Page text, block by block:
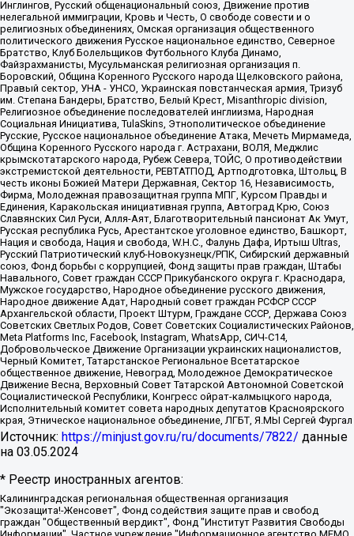
Инглингов, Русский общенациональный союз, Движение против
нелегальной иммиграции, Кровь и Честь, О свободе совести и о
религиозных объединениях, Омская организация общественного
политического движения Русское национальное единство, Северное
Братство, Клуб Болельщиков Футбольного Клуба Динамо,
Файзрахманисты, Мусульманская религиозная организация п.
Боровский, Община Коренного Русского народа Щелковского района,
Правый сектор, УНА - УНСО, Украинская повстанческая армия, Тризуб
им. Степана Бандеры, Братство, Белый Крест, Misanthropic division,
Религиозное объединение последователей инглиизма, Народная
Социальная Инициатива, TulaSkins, Этнополитическое объединение
Русские, Русское национальное объединение Атака, Мечеть Мирмамеда,
Община Коренного Русского народа г. Астрахани, ВОЛЯ, Меджлис
крымскотатарского народа, Рубеж Севера, ТОЙС, О противодействии
экстремистской деятельности, РЕВТАТПОД, Артподготовка, Штольц, В
честь иконы Божией Матери Державная, Сектор 16, Независимость,
Фирма, Молодежная правозащитная группа МПГ, Курсом Правды и
Единения, Каракольская инициативная группа, Автоград Крю, Союз
Славянских Сил Руси, Алля-Аят, Благотворительный пансионат Ак Умут,
Русская республика Русь, Арестантское уголовное единство, Башкорт,
Нация и свобода, Нация и свобода, W.H.С., Фалунь Дафа, Иртыш Ultras,
Русский Патриотический клуб-Новокузнецк/РПК, Сибирский державный
союз, Фонд борьбы с коррупцией, Фонд защиты прав граждан, Штабы
Навального, Совет граждан СССР Прикубанского округа г. Краснодара,
Мужское государство, Народное объединение русского движения,
Народное движение Адат, Народный совет граждан РСФСР СССР
Архангельской области, Проект Штурм, Граждане СССР, Держава Союз
Советских Светлых Родов, Совет Советских Социалистических Районов,
Meta Platforms Inc, Facebook, Instagram, WhatsApp, СИЧ-С14,
Добровольческое Движение Организации украинских националистов,
Черный Комитет, Татарстанское Региональное Всетатарское
общественное движение, Невоград, Молодежное Демократическое
Движение Весна, Верховный Совет Татарской Автономной Советской
Социалистической Республики, Конгресс ойрат-калмыцкого народа,
Исполнительный комитет совета народных депутатов Красноярского
края, Этническое национальное объединение, ЛГБТ, Я.МЫ Сергей Фургал
Источник: https://minjust.gov.ru/ru/documents/7822/ данные
на 03.05.2024
* Реестр иностранных агентов:
Калининградская региональная общественная организация "Экозащита!-Женсовет", Фонд содействия защите прав и свобод граждан "Общественный вердикт", Фонд "Институт Развития Свободы Информации", Частное учреждение "Информационное агентство МЕМО. РУ", Региональная общественная организация "Общественная комиссия по сохранению наследия академика Сахарова", Фонд поддержки свободы прессы, Санкт-Петербургская общественная правозащитная организация "Гражданский контроль", Межрегиональная общественная организация "Информационно-просветительский центр "Мемориал", Региональный Фонд "Центр Защиты Прав Средств Массовой Информации", с 05.12.2023 Фонд "Центр Защиты Прав Средств массовой информации", Региональная общественная благотворительная организация помощи беженцам и мигрантам "Гражданское содействие", Негосударственное образовательное учреждение дополнительного профессионального образования (повышение квалификации) специалистов "АКАДЕМИЯ ПО ПРАВАМ ЧЕЛОВЕКА", Свердловская региональная общественная организация "Сутяжник", Автономная некоммерческая организация "Центр независимых социологических исследований", Союз общественных объединений "Российский исследовательский центр по правам человека", Региональное общественное учреждение научно-информационный центр "МЕМОРИАЛ", Некоммерческая организация "Фонд защиты гласности", Автономная некоммерческая организация "Институт прав человека", Городская общественная организация "Екатеринбургское общество "МЕМОРИАЛ", Городская общественная организация "Рязанское историко-просветительское и правозащитное общество "Мемориал" (Рязанский Мемориал), Челябинский региональный орган общественной самодеятельности – женское общественное объединение "Женщины Евразии", Челябинский региональный орган общественной самодеятельности "Уральская правозащитная группа", Фонд содействия защите здоровья и социальной справедливости имени Андрея Рылькова, Автономная Некоммерческая Организация "Аналитический Центр Юрия Левады", Автономная некоммерческая организация социальной поддержки населения "Проект Апрель", Региональная общественная организация помощи женщинам и детям, находящимся в кризисной ситуации "Информационно-методический центр "Анна", Фонд содействия развитию массовых коммуникаций и правовому просвещению "Так-так-Так", Фонд содействия устойчивому развитию "Серебряная тайга", Свердловский региональный общественный фонд социальных проектов "Новое время", "Idel.Реалии", Кавказ.Реалии, Крым.Реалии, Телеканал Настоящее Время, Татаро-башкирская служба Радио Свобода (Azatliq Radiosi), Радио Свободная Европа/Радио Свобода (PCE/PC), "Сибирь.Реалии", "Фактограф", Благотворительный фонд помощи осужденным и их семьям, Автономная некоммерческая организация "Институт глобализации и социальных движений", Фонд "В защиту прав заключенных", Частное учреждение "Центр поддержки и содействия развитию средств массовой информации", Пензенский региональный общественный благотворительный фонд "Гражданский союз", "Север.Реалии", Некоммерческая организация Фонд "Правовая инициатива", Общество с ограниченной ответственностью "Радио Свободная Европа/Радио Свобода", Чешское информационное агентство "MEDIUM-ORIENT", Красноярская региональная общественная организация "Мы против СПИДа", Камалягин Денис Николаевич, Маркелов Сергей Евгеньевич, Пономарев Лев Александрович, Савицкая Людмила Алексеевна, Автономная некоммерческая организация "Центр по работе с проблемой насилия "НАСИЛИЮ.НЕТ", Межрегиональный профессиональный союз работников здравоохранения "Альянс врачей", Юридическое лицо, зарегистрированное в Латвийской Республике, SIA "Medusa Project" (регистрационный номер 40103797863, дата регистрации 10.06.2014), Некоммерческая организация "Фонд по борьбе с коррупцией", Автономная некоммерческая организация "Институт права и публичной политики", Баданин Роман Сергеевич, Гликин Максим Александрович, Железнова Мария Михайловна, Лукьянова Юлия Сергеевна, Маетная Елизавета Витальевна, Маняхин Петр Борисович, Чуракова Ольга Владимировна, Ярош Юлия Петровна, Юридическое лицо "The Insider SIA", зарегистрированное в Риге, Латвийская Республика (дата регистрации 26.06.2015), являющееся администратором доменного имени интернет-издания "The Insider SIA", https://theins.ru, Постернак Алексей Евгеньевич, Рубин Михаил Аркадьевич, Анин Роман Александрович, Юридическое лицо Istories fonds, зарегистрированное в Латвийской Республике (регистрационный номер 50008295751, дата регистрации 24.02.2020), Великовский Дмитрий Александрович, Долинина Ирина Николаевна, Мароховская Алеся Алексеевна, Шлейнов Роман Юрьевич, Шмагун Олеся Валентиновна, Общество с ограниченной ответственностью "Альтаир 2021", Общество с ограниченной ответственностью "Вега 2021", Общество с ограниченной ответственностью "Главный редактор 2021", Общество с ограниченной ответственностью "Ромашки монолит", Важенков Артем Валерьевич, Ивановская областная общественная организация "Центр гендерных исследований", Гурман Юрий Альбертович, Медиапроект "ОВД-Инфо", Егоров Владимир Владимирович, Жилинский Владимир Александрович, Общество с ограниченной ответственностью "ЗП", Иванова София Юрьевна, Карезина Инна Павловна, Кильтау Екатерина Викторовна, Петров Алексей Викторович, Пискунов Сергей Евгеньевич, Смирнов Сергей Сергеевич, Тихонов Михаил Сергеевич, Общество с ограниченной ответственностью "ЖУРНАЛИСТ-ИНОСТРАННЫЙ АГЕНТ", Арапова Галина Юрьевна, Вольтская Татьяна Анатольевна, Американская компания "Mason G.E.S. Anonymous Foundation" (США), являющаяся владельцем интернет-издания https://mnews.world/, Компания "Stichting Bellingcat", зарегистрированная в Нидерландах (дата регистрации 11.07.2018), Захаров Андрей Вячеславович, Клепиковская Екатерина Дмитриевна, Общество с ограниченной ответственностью "МЕМО", Перл Роман Александрович, Симонов Евгений Алексеевич, Соловьева Елена Анатольевна, Сотников Даниил Владимирович, Сурначева Елизавета Дмитриевна, Автономная некоммерческая организация по защите прав человека и информированию населения "Якутия – Наше Мнение", Общество с ограниченной ответственностью "Москоу диджитал медиа", с 26.01.2023 Общество с ограниченной ответственностью "Чайка Белые сады", Ветошкина Валерия Валерьевна, Заговора Максим Александрович, Межрегиональное общественное движение "Российская ЛГБТ - сеть", Оленичев Максим Владимирович, Павлов Иван Юрьевич, Скворцова Елена Сергеевна, Общество с ограниченной ответственностью "Как бы инагент", Кочетков Игорь Викторович, Общество с ограниченной ответственностью "Честные выборы", Еланчик Олег Александрович, Общество с ограниченной ответственностью "Нобелевский призыв", Гималова Регина Эмилевна, Григорьев Андрей Валерьевич, Григорьева Алина Александровна, Ассоциация по содействию защите прав призывников, альтернативнослужащих и военнослужащих "Правозащитная группа "Гражданин.Армия.Право", Хисамова Регина Фаритовна, Автономная некоммерческая организация по реализации социально-правовых программ "Лилит", Дальневосточное общественное движение "Маяк", Санкт-Петербургская ЛГБТ-инициативная группа "Выход", Инициативная группа ЛГБТ+ "Реверс", Алексеев Андрей Викторович, Бекбулатова Таисия Львовна, Беляев Иван Михайлович, Владыкина Елена Сергеевна, Гельман Марат Александрович, Никульшина Вероника Юрьевна, Толоконникова Надежда Андреевна, Шендерович Виктор Анатольевич, Общество с ограниченной ответственностью "Данное сообщение", Общество с ограниченной ответственностью Издательский дом "Новая глава", Айнбиндер Александра Александровна, Московский комьюнити-центр для ЛГБТ+инициатив, Благотворительный фонд развития филантропии, Deutsche Welle (Германия, Kurt-Schumacher-Strasse 3, 53113 Bonn), Борзунова Мария Михайловна, Воробьев Виктор Викторович, Голубева Анна Львовна, Константинова Алла Михайловна, Малкова Ирина Владимировна, Мурадов Мурад Абдулгалимович, Осетинская Елизавета Николаевна, Понасенков Евгений Николаевич, Ганапольский Матвей Юрьевич, Киселев Евгений Алексеевич, Борухович Ирина Григорьевна, Дремин Иван Тимофеевич, Дубровский Дмитрий Викторович, Красноярская региональная общественная организация поддержки и развития альтернативных образовательных технологий и межкультурных коммуникаций "ИНТЕРРА", Маяковская Екатерина Алексеевна, Фейгин Марк Захарович, Филимонов Андрей Викторович, Дзугкоева Регина Николаевна, Доброхотов Роман Александрович, Дудь Юрий Александрович, Елкин Сергей Владимирович, Кругликов Кирилл Игоревич, Сабунаева Мария Леонидовна, Семенов Алексей Владимирович, Шаинян Карен Багратович, Шульман Екатерина Михайловна, Асафьев Артур Валерьевич, Вахштайн Виктор Семенович, Венедиктов Алексей Алексеевич, Лушникова Екатерина Евгеньевна, Волков Леонид Михайлович, Невзоров Александр Глебович, Пархоменко Сергей Борисович, Сироткин Ярослав Николаевич, Кара-Мурза Владимир Владимирович, Баранова Наталья Владимировна, Гозман Леонид Яковлевич, Кагарлицкий Борис Юльевич, Климарев Михаил Валерьевич, Милов Владимир Станиславович, Автономная некоммерческая организация Краснодарский центр современного искусства "Типография", Моргенштерн Алишер Тагирович, Соболь Любовь Эдуардовна, Общество с ограниченной ответственностью "ЛИЗА НОРМ", Каспаров Гарри Кимович, Ходорковский Михаил Борисович, Общество с ограниченной ответственностью "Апрельские тезисы", Данилович Ирина Брониславовна, Кашин Олег Владимирович, Петров Николай Владимирович, Пивоваров Алексей Владимирович, Соколов Михаил Владимирович, Цветкова Юлия Владимировна, Чичваркин Евгений Александрович, Комитет против пыток/Команда против пыток, Общество с ограниченной ответственностью "Первый научный", Общество с ограниченной ответственностью "Вертолет и ко", Белоцерковская Вероника Борисовна, Кац Максим Евгеньевич, Лазарева Татьяна Юрьевна, Шаведдинов Руслан Табризович, Яшин Илья Валерьевич, Общество с ограниченной ответственностью "Иноагент ААВ", Алешковский Дмитрий Петрович, Альбац Евгения Марковна, Быков Дмитрий Львович, Галямина Юлия Евгеньевна, Лойко Сергей Леонидович, Мартынов Кирилл Константинович, Медведев Сергей Александрович, Крашенинников Федор Геннадиевич, Гордеева Катерина Вл